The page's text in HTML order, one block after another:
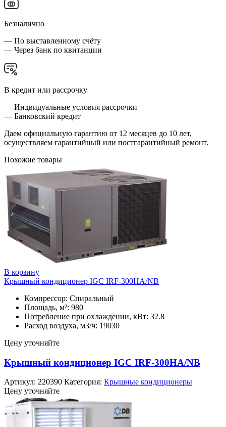
Безналично
— По выставленному счёту
— Через банк по квитанции
В кредит или рассрочку
— Индвидуальные условия рассрочки
— Банковский кредит
Даем официальную гарантию от 12 месяцев до 10 лет,
осуществляем гарантийный или постгарантийный ремонт.
Похожие товары
В корзину
Крышный кондиционер IGC IRF-300HA/NB
Компрессор: Спиральный
Площадь, м²: 980
Потребление при охлаждении, кВт: 32.8
Расход воздуха, м3/ч: 19030
Цену уточняйте
Крышный кондиционер IGC IRF-300HA/NB
Артикул: 220390 Категория: Крышные кондиционеры
Цену уточняйте